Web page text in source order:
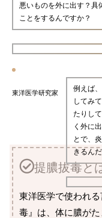
悪いものを外に出す？具
ことをするんですか？
東洋医学研究家
例えば
してみ
たりし
く外に
とで、
きるんだ
提膿拔毒と
東洋医学で使われ
毒』は、体に膿が